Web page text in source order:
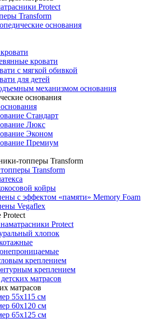
Protect
Transform
основания
кровати
с мягкой обивкой
для детей
механизмом основания
основания
Стандарт
Люкс
Эконом
Премиум
топперы Transform
Transform
койры
с эффектом «памяти» Memory Foam
Vegaflex
Protect
хлопок
креплением
креплением
матрасов
матрасов
55x115 см
60x120 см
65x125 см